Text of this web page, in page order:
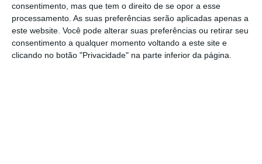
consentimento, mas que tem o direito de se opor a esse
processamento. As suas preferências serão aplicadas apenas a
este website. Você pode alterar suas preferências ou retirar seu
consentimento a qualquer momento voltando a este site e
clicando no botão "Privacidade" na parte inferior da página.
media, estão a Alemanha (28%) e a Suécia (28%),
seguidas pela Dinamarca (31%) e os Países Baixos
(33%), com os quatro a apresentarem um nível de
risco considerado “muito baixo”.